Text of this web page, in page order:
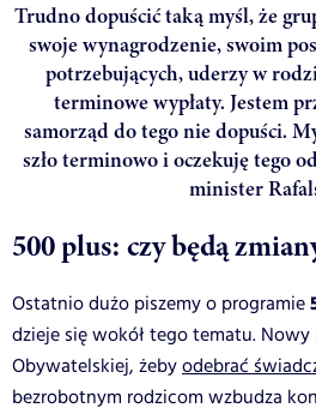
Trudno dopuścić taką myśl, że
swoje wynagrodzenie, swoim
potrzebujących, uderzy w
terminowe wypłaty. Jestem
samorząd do tego nie dopuści.
szło terminowo i oczekuję tego
minister
500 plus: czy będą
Ostatnio dużo piszemy o programie
dzieje się wokół tego tematu. Nowy
Obywatelskiej, żebyodebrać
bezrobotnym rodzicom wzbudza